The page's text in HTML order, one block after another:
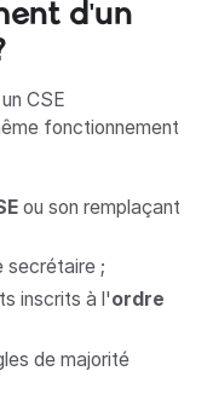
d'un
CSE
fonctionnement
ou son remplaçant
secrétaire ;
inscrits à l'ordre
de majorité